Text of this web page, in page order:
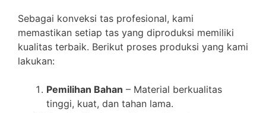
Sebagai konveksi tas profesional, kami
memastikan setiap tas yang diproduksi memiliki
kualitas terbaik. Berikut proses produksi yang kami
lakukan:
Pemilihan Bahan – Material berkualitas
tinggi, kuat, dan tahan lama.